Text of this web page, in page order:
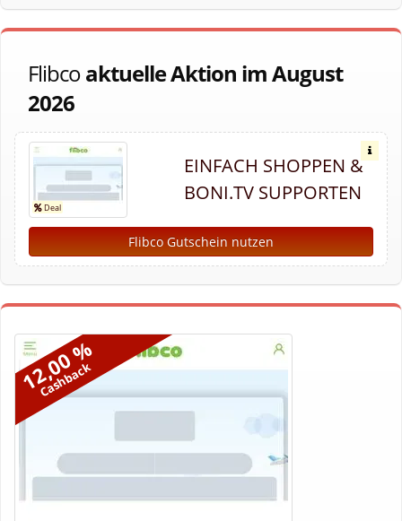
Flibcoaktuelle Aktion im August
2026
EINFACH SHOPPEN &
BONI.TV SUPPORTEN
Flibco Gutschein nutzen
12,00 %
Cashback